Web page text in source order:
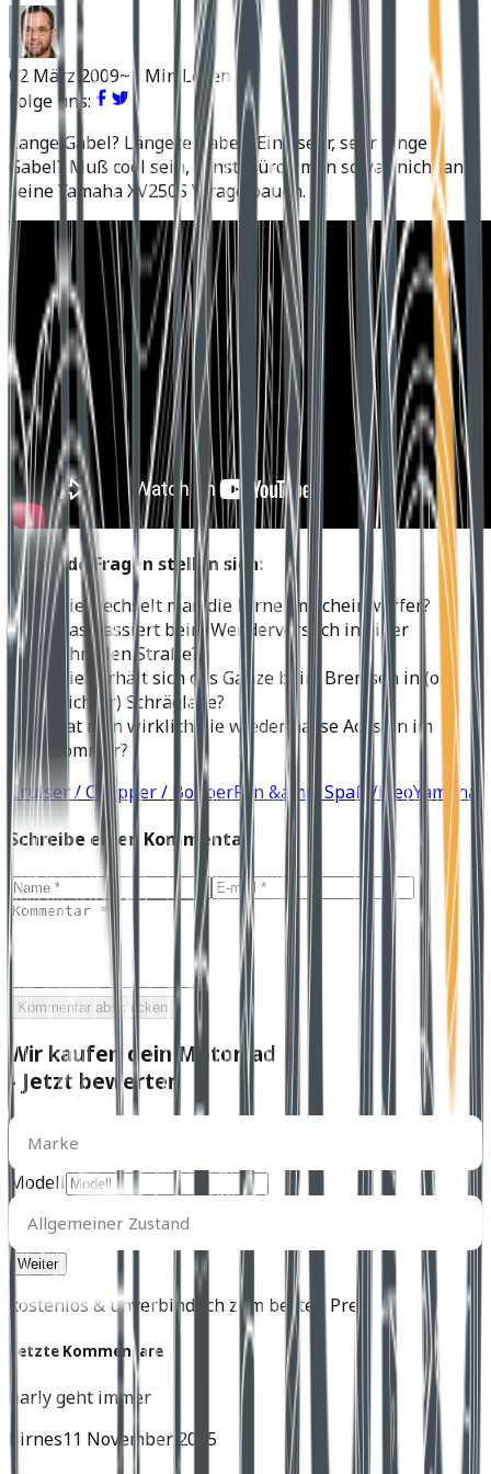
02 März 2009~1 Min Lesen
Folge uns:
Lange Gabel? Längere Gabel? Eine sehr, sehr lange
Gabel? Muß cool sein, sonst würde man sowas nicht an
seine Yamaha XV250S Virago bauen.
Folgende Fragen stellen sich:
Wie wechselt man die Birne im Scheinwerfer?
Was passiert beim Wenderversuch in einer
schmalen Straße?
Wie verhält sich das Ganze beim Bremsen in (ok
leichter) Schräglage?
Hat man wirklich nie wieder nasse Achseln im
Sommer?
Cruiser / Chopper / BobberFun &amp; SpaßVideoYamaha
Schreibe einen Kommentar
Kommentar abschicken
Wir kaufen dein Motorrad
- Jetzt bewerten
Marke
Marke
Modell
Allgemeiner
Zustand
Allgemeiner Zustand
kostenlos & unverbindlich zum besten Preis
Letzte Kommentare
harly geht immer
birnes11 November 2025